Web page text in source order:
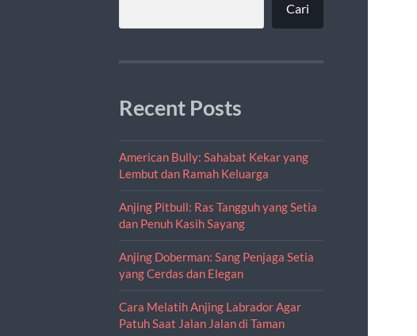
Cari
Recent Posts
American Bully: Sahabat Kekar yang
Lembut dan Ramah Keluarga
Anjing Pitbull: Ras Tangguh yang Setia
dan Penuh Kasih Sayang
Anjing Doberman: Sang Penjaga Setia
yang Cerdas dan Elegan
Cara Melatih Anjing Labrador Agar
Patuh Saat Jalan Jalan di Taman